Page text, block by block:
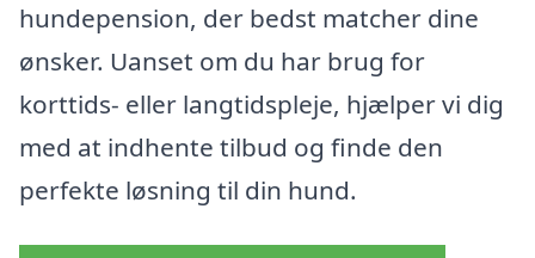
hundepension, der bedst matcher dine
ønsker. Uanset om du har brug for
korttids- eller langtidspleje, hjælper vi dig
med at indhente tilbud og finde den
perfekte løsning til din hund.